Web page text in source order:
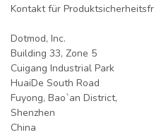
Kontakt für
Dotmod, Inc.
Building 33, Zone 5
Cuigang Industrial Park
HuaiDe South Road
Fuyong, Bao`an District,
Shenzhen
China